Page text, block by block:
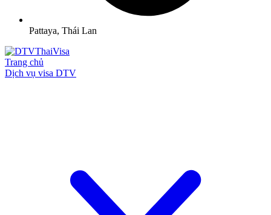
Pattaya, Thái Lan
Trang chủ
Dịch vụ visa DTV